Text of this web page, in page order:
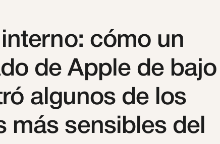
interno: cómo un
de Apple de bajo
algunos de los
más sensibles del